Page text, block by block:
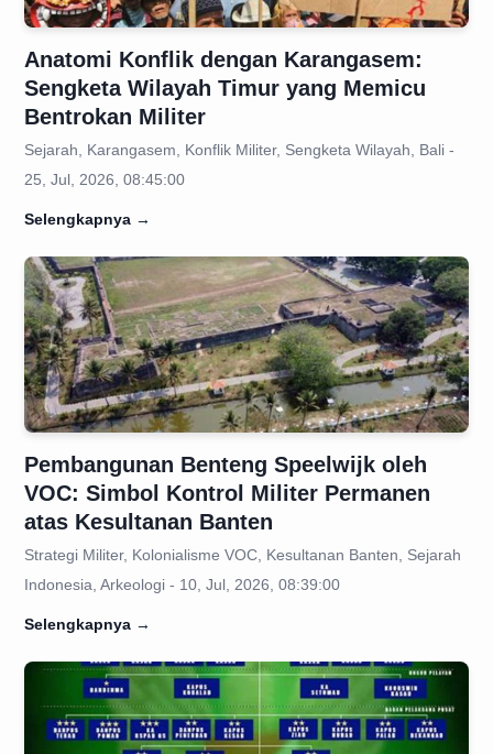
Anatomi Konflik dengan Karangasem:
Sengketa Wilayah Timur yang Memicu
Bentrokan Militer
Sejarah, Karangasem, Konflik Militer, Sengketa Wilayah, Bali -
25, Jul, 2026, 08:45:00
Selengkapnya →
Pembangunan Benteng Speelwijk oleh
VOC: Simbol Kontrol Militer Permanen
atas Kesultanan Banten
Strategi Militer, Kolonialisme VOC, Kesultanan Banten, Sejarah
Indonesia, Arkeologi - 10, Jul, 2026, 08:39:00
Selengkapnya →